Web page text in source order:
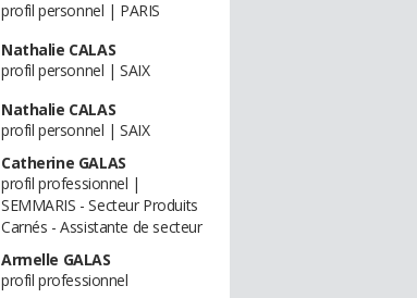
profil personnel | PARIS
Nathalie CALAS
profil personnel | SAIX
Nathalie CALAS
profil personnel | SAIX
Catherine GALAS
profil professionnel |
SEMMARIS - Secteur Produits
Carnés - Assistante de secteur
Armelle GALAS
profil professionnel